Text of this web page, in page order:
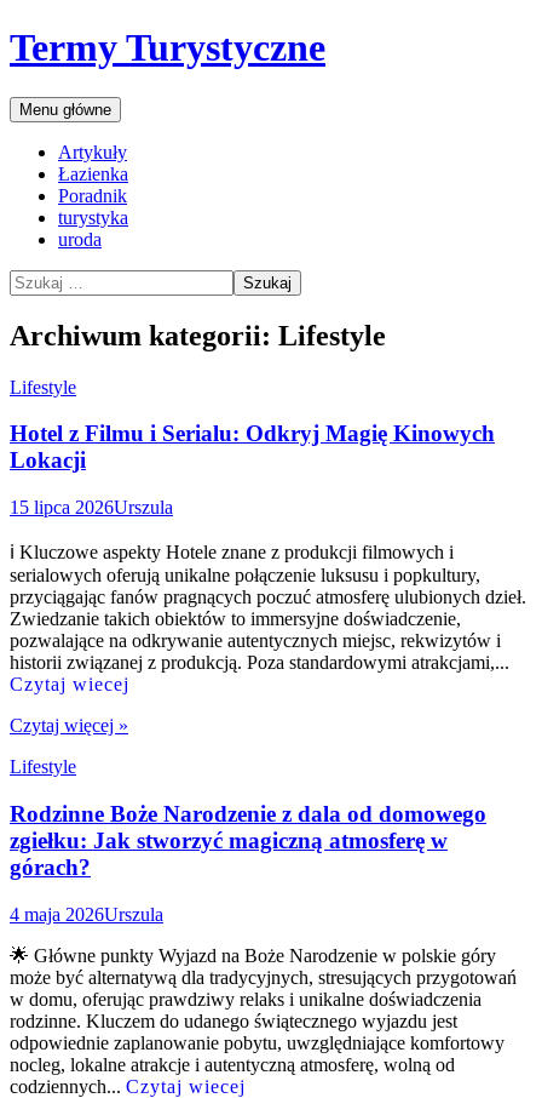
Przejdź
do
Termy Turystyczne
Szukaj
Menu główne
Artykuły
Łazienka
Poradnik
turystyka
uroda
Szukaj:
Archiwum kategorii: Lifestyle
Lifestyle
Hotel z Filmu i Serialu: Odkryj Magię Kinowych
Lokacji
15 lipca 2026Urszula
ℹ️ Kluczowe aspekty Hotele znane z produkcji filmowych i
serialowych oferują unikalne połączenie luksusu i popkultury,
przyciągając fanów pragnących poczuć atmosferę ulubionych dzieł.
Zwiedzanie takich obiektów to immersyjne doświadczenie,
pozwalające na odkrywanie autentycznych miejsc, rekwizytów i
historii związanej z produkcją. Poza standardowymi atrakcjami,...
Czytaj wiecej
Czytaj więcej »
Lifestyle
Rodzinne Boże Narodzenie z dala od domowego
zgiełku: Jak stworzyć magiczną atmosferę w
górach?
4 maja 2026Urszula
🌟 Główne punkty Wyjazd na Boże Narodzenie w polskie góry
może być alternatywą dla tradycyjnych, stresujących przygotowań
w domu, oferując prawdziwy relaks i unikalne doświadczenia
rodzinne. Kluczem do udanego świątecznego wyjazdu jest
odpowiednie zaplanowanie pobytu, uwzględniające komfortowy
nocleg, lokalne atrakcje i autentyczną atmosferę, wolną od
codziennych... Czytaj wiecej